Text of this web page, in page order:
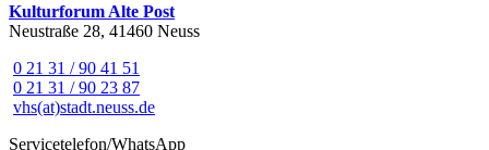
Kulturforum Alte Post
Neustraße 28, 41460 Neuss
0 21 31 / 90 41 51
0 21 31 / 90 23 87
vhs(at)stadt.neuss.de
Servicetelefon/WhatsApp